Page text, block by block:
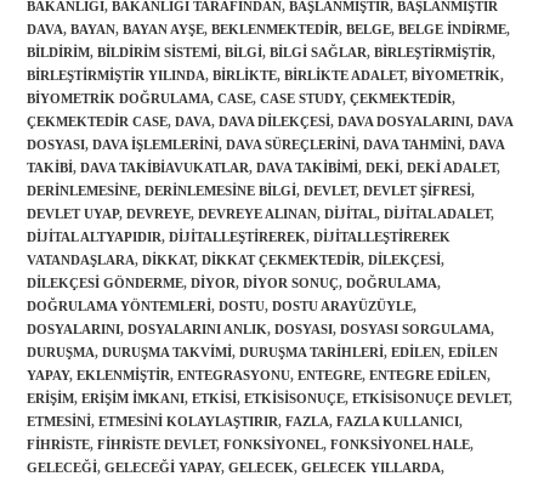
BAKANLIĞI, BAKANLIĞI TARAFINDAN, BAŞLANMIŞTIR, BAŞLANMIŞTIR
DAVA, BAYAN, BAYAN AYŞE, BEKLENMEKTEDIR, BELGE, BELGE INDIRME,
BILDIRIM, BILDIRIM SISTEMI, BILGI, BILGI SAĞLAR, BIRLEŞTIRMIŞTIR,
BIRLEŞTIRMIŞTIR YILINDA, BIRLIKTE, BIRLIKTE ADALET, BIYOMETRIK,
BIYOMETRIK DOĞRULAMA, CASE, CASE STUDY, ÇEKMEKTEDIR,
ÇEKMEKTEDIR CASE, DAVA, DAVA DILEKÇESI, DAVA DOSYALARINI, DAVA
DOSYASI, DAVA IŞLEMLERINI, DAVA SÜREÇLERINI, DAVA TAHMINI, DAVA
TAKIBI, DAVA TAKIBIAVUKATLAR, DAVA TAKIBIMI, DEKI, DEKI ADALET,
DERINLEMESINE, DERINLEMESINE BILGI, DEVLET, DEVLET ŞIFRESI,
DEVLET UYAP, DEVREYE, DEVREYE ALINAN, DIJITAL, DIJITAL ADALET,
DIJITAL ALTYAPIDIR, DIJITALLEŞTIREREK, DIJITALLEŞTIREREK
VATANDAŞLARA, DIKKAT, DIKKAT ÇEKMEKTEDIR, DILEKÇESI,
DILEKÇESI GÖNDERME, DIYOR, DIYOR SONUÇ, DOĞRULAMA,
DOĞRULAMA YÖNTEMLERI, DOSTU, DOSTU ARAYÜZÜYLE,
DOSYALARINI, DOSYALARINI ANLIK, DOSYASI, DOSYASI SORGULAMA,
DURUŞMA, DURUŞMA TAKVIMI, DURUŞMA TARIHLERI, EDILEN, EDILEN
YAPAY, EKLENMIŞTIR, ENTEGRASYONU, ENTEGRE, ENTEGRE EDILEN,
ERIŞIM, ERIŞIM IMKANI, ETKISI, ETKISISONUÇE, ETKISISONUÇE DEVLET,
ETMESINI, ETMESINI KOLAYLAŞTIRIR, FAZLA, FAZLA KULLANICI,
FIHRISTE, FIHRISTE DEVLET, FONKSIYONEL, FONKSIYONEL HALE,
GELECEĞI, GELECEĞI YAPAY, GELECEK, GELECEK YILLARDA,
Gönder